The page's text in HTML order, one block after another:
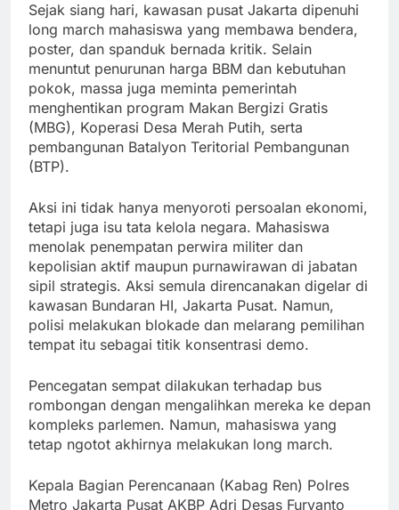
Sejak siang hari, kawasan pusat Jakarta dipenuhi
long march mahasiswa yang membawa bendera,
poster, dan spanduk bernada kritik. Selain
menuntut penurunan harga BBM dan kebutuhan
pokok, massa juga meminta pemerintah
menghentikan program Makan Bergizi Gratis
(MBG), Koperasi Desa Merah Putih, serta
pembangunan Batalyon Teritorial Pembangunan
(BTP).
Aksi ini tidak hanya menyoroti persoalan ekonomi,
tetapi juga isu tata kelola negara. Mahasiswa
menolak penempatan perwira militer dan
kepolisian aktif maupun purnawirawan di jabatan
sipil strategis. Aksi semula direncanakan digelar di
kawasan Bundaran HI, Jakarta Pusat. Namun,
polisi melakukan blokade dan melarang pemilihan
tempat itu sebagai titik konsentrasi demo.
Pencegatan sempat dilakukan terhadap bus
rombongan dengan mengalihkan mereka ke depan
kompleks parlemen. Namun, mahasiswa yang
tetap ngotot akhirnya melakukan long march.
Kepala Bagian Perencanaan (Kabag Ren) Polres
Metro Jakarta Pusat AKBP Adri Desas Furyanto